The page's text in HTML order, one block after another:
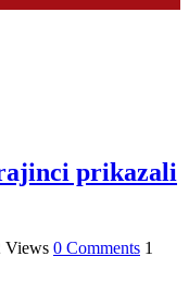
prikazali
Views 0 Comments 1